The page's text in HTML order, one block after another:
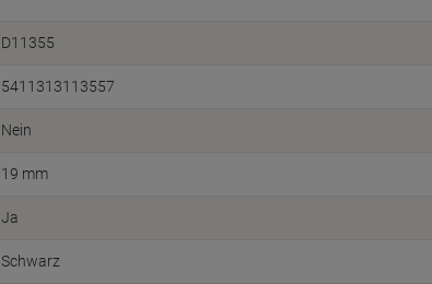
D11355
5411313113557
Nein
19 mm
Ja
Schwarz